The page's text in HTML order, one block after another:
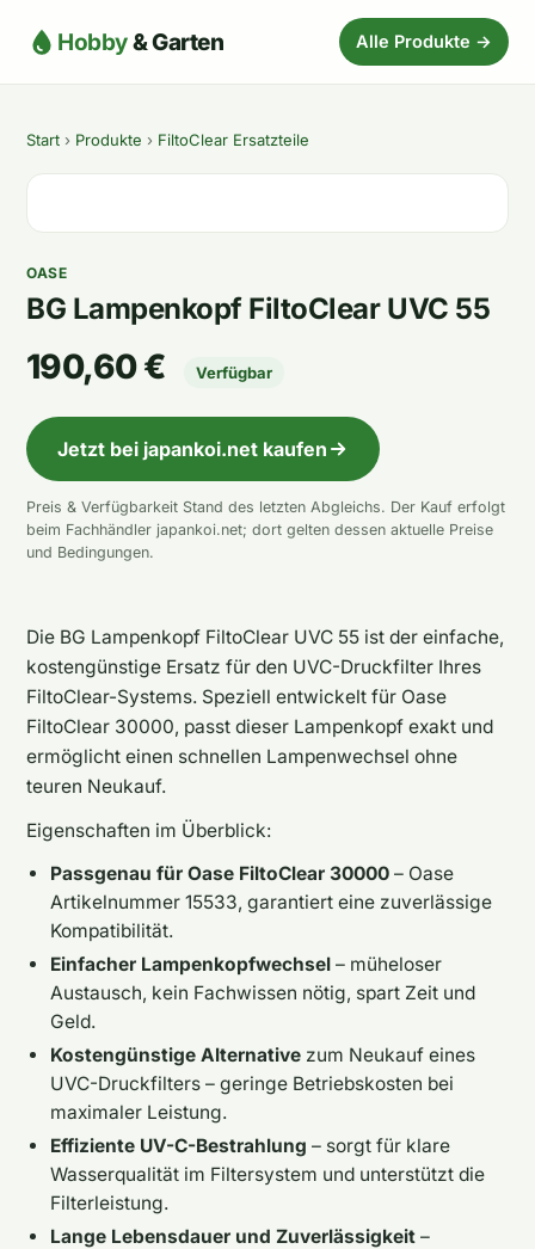
Hobby& Garten Alle Produkte →
Start › Produkte › FiltoClear Ersatzteile
OASE
BG Lampenkopf FiltoClear UVC 55
190,60 € Verfügbar
Jetzt bei japankoi.net kaufen
Preis & Verfügbarkeit Stand des letzten Abgleichs. Der Kauf erfolgt
beim Fachhändler japankoi.net; dort gelten dessen aktuelle Preise
und Bedingungen.
Die BG Lampenkopf FiltoClear UVC 55 ist der einfache,
kostengünstige Ersatz für den UVC-Druckfilter Ihres
FiltoClear-Systems. Speziell entwickelt für Oase
FiltoClear 30000, passt dieser Lampenkopf exakt und
ermöglicht einen schnellen Lampenwechsel ohne
teuren Neukauf.
Eigenschaften im Überblick:
Passgenau für Oase FiltoClear 30000 – Oase
Artikelnummer 15533, garantiert eine zuverlässige
Kompatibilität.
Einfacher Lampenkopfwechsel – müheloser
Austausch, kein Fachwissen nötig, spart Zeit und
Geld.
Kostengünstige Alternative zum Neukauf eines
UVC-Druckfilters – geringe Betriebskosten bei
maximaler Leistung.
Effiziente UV-C-Bestrahlung – sorgt für klare
Wasserqualität im Filtersystem und unterstützt die
Filterleistung.
Lange Lebensdauer und Zuverlässigkeit –